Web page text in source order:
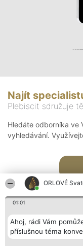
ORLOVÉ
01:01
Ahoj, rádi Vám
příslušnou téma
Najít
Plebiscit sdružuje
Hledáte odborníka ve
vyhledávání.